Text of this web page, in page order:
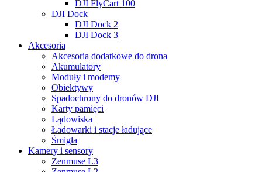
DJI FlyCart 100
DJI Dock
DJI Dock 2
DJI Dock 3
Akcesoria
Akcesoria dodatkowe do drona
Akumulatory
Moduły i modemy
Obiektywy
Spadochrony do dronów DJI
Karty pamięci
Lądowiska
Ładowarki i stacje ładujące
Śmigła
Kamery i sensory
Zenmuse L3